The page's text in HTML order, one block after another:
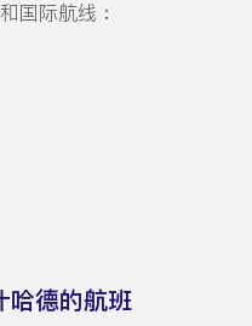
国际航线：
哈德的航班